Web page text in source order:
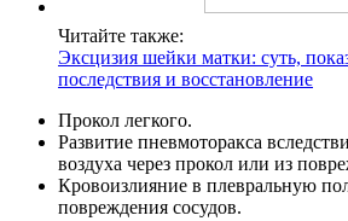
Читайте также:
Эксцизия шейки матки: суть,
последствия и восстановление
Прокол легкого.
Развитие пневмоторакса
воздуха через прокол или из
Кровоизлияние в плевральную
повреждения сосудов.